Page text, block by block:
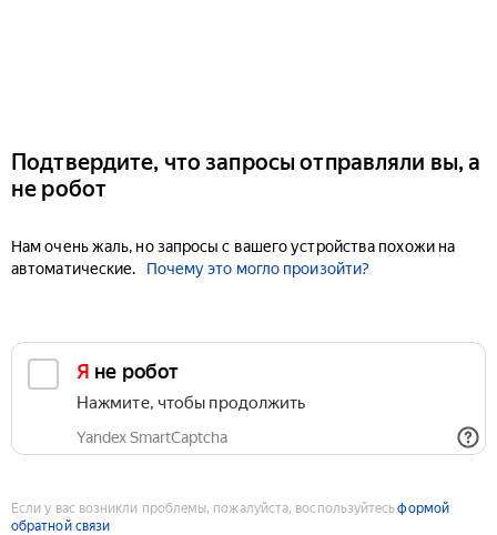
Подтвердите, что запросы отправляли вы, а
не робот
Нам очень жаль, но запросы с вашего устройства похожи на
автоматические.
Почему это могло произойти?
Я не робот
Нажмите, чтобы продолжить
Yandex SmartCaptcha
Если у вас возникли проблемы, пожалуйста, воспользуйтесьформой
обратной связи